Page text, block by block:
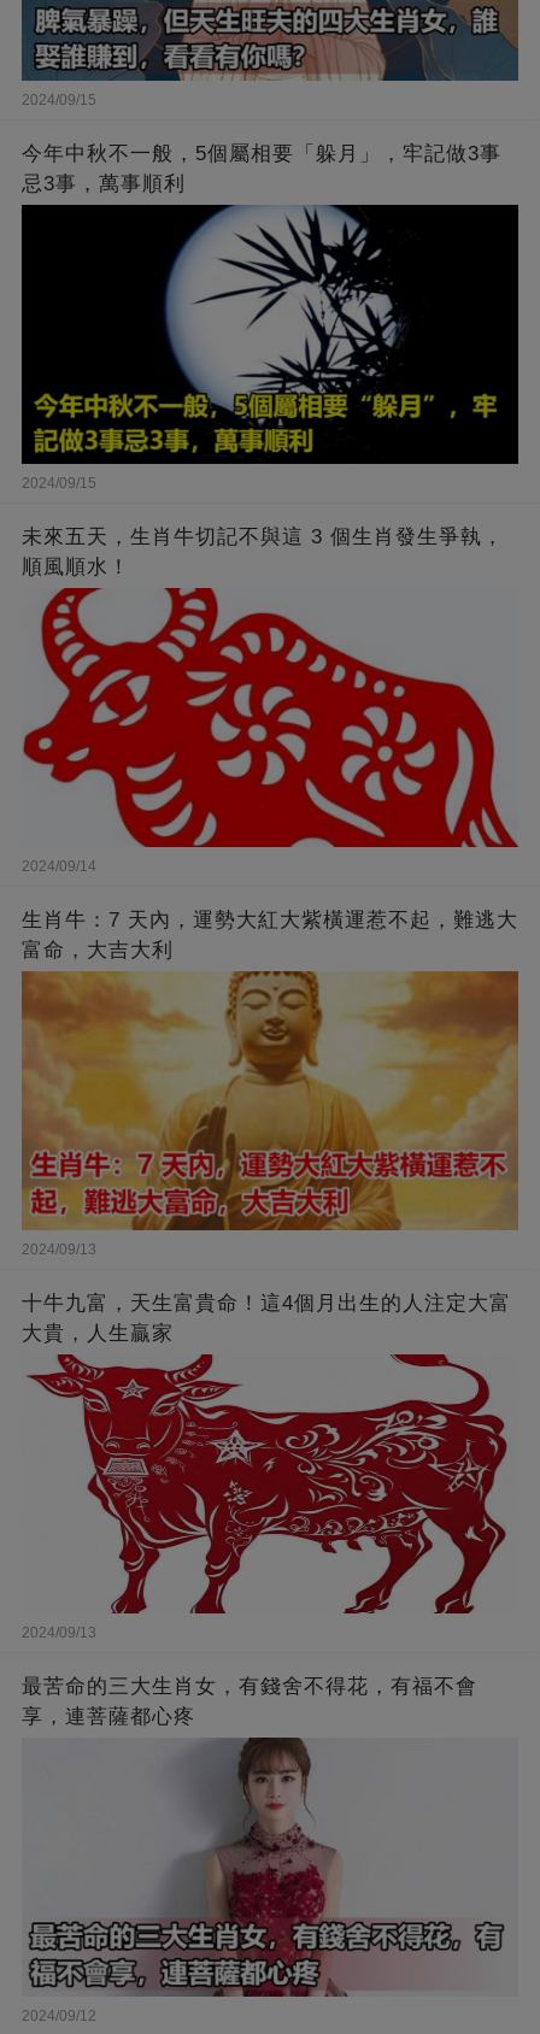
2024/09/15
今年中秋不一般，5個屬相要「躲月」，牢記做3事
忌3事，萬事順利
2024/09/15
未來五天，生肖牛切記不與這 3 個生肖發生爭執，
順風順水！
2024/09/14
生肖牛：7 天內，運勢大紅大紫橫運惹不起，難逃大
富命，大吉大利
2024/09/13
十牛九富，天生富貴命！這4個月出生的人注定大富
大貴，人生贏家
2024/09/13
最苦命的三大生肖女，有錢舍不得花，有福不會
享，連菩薩都心疼
2024/09/12